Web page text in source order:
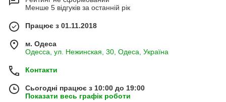
Менше 5 відгуків за останній рік
Працює з 01.11.2018
м. Одеса
Одесса, ул. Нежинская, 30, Одеса, Україна
Контакти
Сьогодні працює з 10:00 до 19:00
Показати весь графік роботи